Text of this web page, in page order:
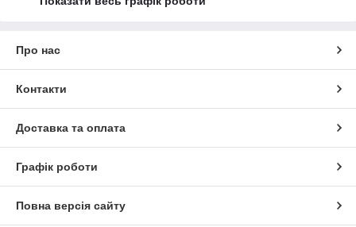
Про нас
Контакти
Доставка та оплата
Графік роботи
Повна версія сайту